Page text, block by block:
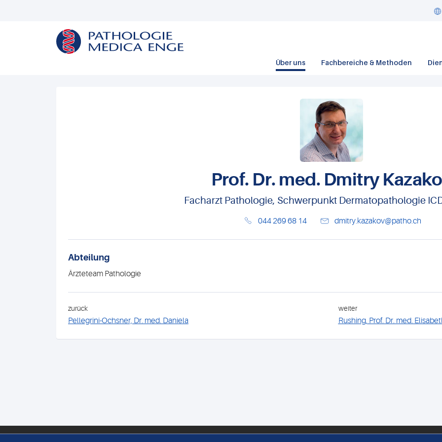
Über uns Fachbereiche & Methoden
Prof. Dr. med. Dmitry
Facharzt Pathologie, Schwerpunkt Dermatopathologie
044 269 68 14 dmitry.kazakov@patho.ch
Abteilung
Ärzteteam Pathologie
zurück
Pellegrini-Ochsner, Dr. med. Daniela
weiter
Rushing, Prof. Dr. med.